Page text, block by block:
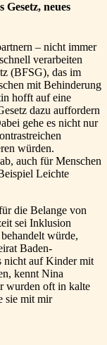
neues
– nicht immer
verarbeiten
(BFSG), das im
mit Behinderung
hofft auf eine
dazu auffordern
gehe es nicht nur
würden.
auch für Menschen
Leichte
die Belange von
sei Inklusion
würde,
Baden-
nicht auf Kinder mit
kennt Nina
wurden oft in kalte
sie mit mir